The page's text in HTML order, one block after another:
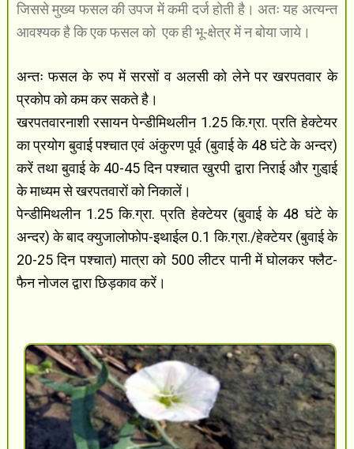
जिससे मुख्य फसल की उपज में कमी दर्ज होती है। अतः यह अत्यन्त
आवश्यक है कि एक फसल को एक ही भू-क्षेत्र में न बोया जाये।
अन्तः फसल के रुप में सरसों व अलसी को लेने पर खरपतवार के
प्रकोप को कम कर सकते है।
खरपतवारनाशी रसायन पेन्डीमिथलीन 1.25 कि.ग्रा. प्रति हेक्टेयर
का प्रयोग बुवाई पश्चात एवं अंकुरण पूर्व (बुवाई के 48 घंटे के अन्दर)
करें तथा बुवाई के 40-45 दिन पश्चात खुरपी द्वारा निराई और गुडा़ई
के माध्यम से खरपतवारों को निकालें।
पेन्डीमिथलीन 1.25 कि.ग्रा. प्रति हेक्टेयर (बुवाई के 48 घंटे के
अन्दर) के बाद क्युजालोफोप-इथाईल 0.1 कि.ग्रा./हेक्टेयर (बुवाई के
20-25 दिन पश्चात) मात्रा को 500 लीटर पानी में घोलकर फ्लैट-
फैन नोजल द्वारा छिड़काव करें।